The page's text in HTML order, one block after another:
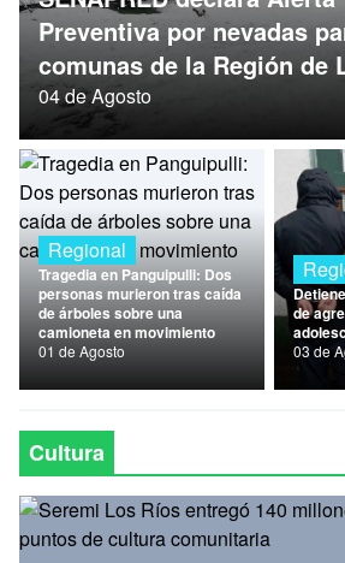
Nacional
Política
Preventiva por nevadas
comunas de la Región de
04 de Agosto
Regional
Tragedia en Panguipulli: Dos
personas murieron tras caída
de árboles sobre una
camioneta en movimiento
01 de Agosto
de
03 de
Cultura